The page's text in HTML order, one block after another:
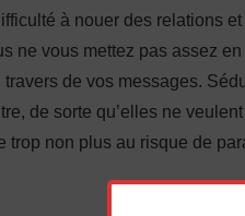
à nouer des relations
ne vous mettez pas assez
travers de vos messages.
de sorte qu’elles ne
trop non plus au risque de